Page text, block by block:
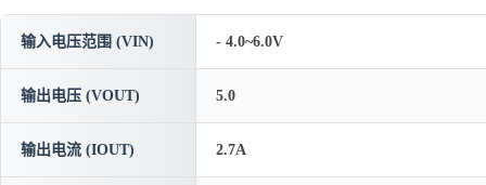
输入电压范围 (VIN) - 4.0~6.0V
输出电压 (VOUT) 5.0
输出电流 (IOUT) 2.7A